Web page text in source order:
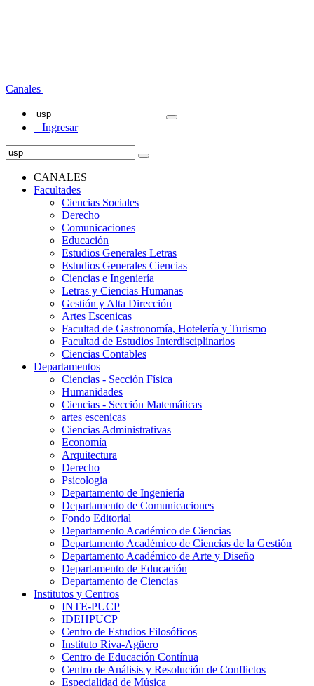
Canales
Ingresar
CANALES
Facultades
Ciencias Sociales
Derecho
Comunicaciones
Educación
Estudios Generales Letras
Estudios Generales Ciencias
Ciencias e Ingeniería
Letras y Ciencias Humanas
Gestión y Alta Dirección
Artes Escenicas
Facultad de Gastronomía, Hotelería y Turismo
Facultad de Estudios Interdisciplinarios
Ciencias Contables
Departamentos
Ciencias - Sección Física
Humanidades
Ciencias - Sección Matemáticas
artes escenicas
Ciencias Administrativas
Economía
Arquitectura
Derecho
Psicologia
Departamento de Ingeniería
Departamento de Comunicaciones
Fondo Editorial
Departamento Académico de Ciencias
Departamento Académico de Ciencias de la Gestión
Departamento Académico de Arte y Diseño
Departamento de Educación
Departamento de Ciencias
Institutos y Centros
INTE-PUCP
IDEHPUCP
Centro de Estudios Filosóficos
Instituto Riva-Agüero
Centro de Educación Contínua
Centro de Análisis y Resolución de Conflictos
Especialidad de Música